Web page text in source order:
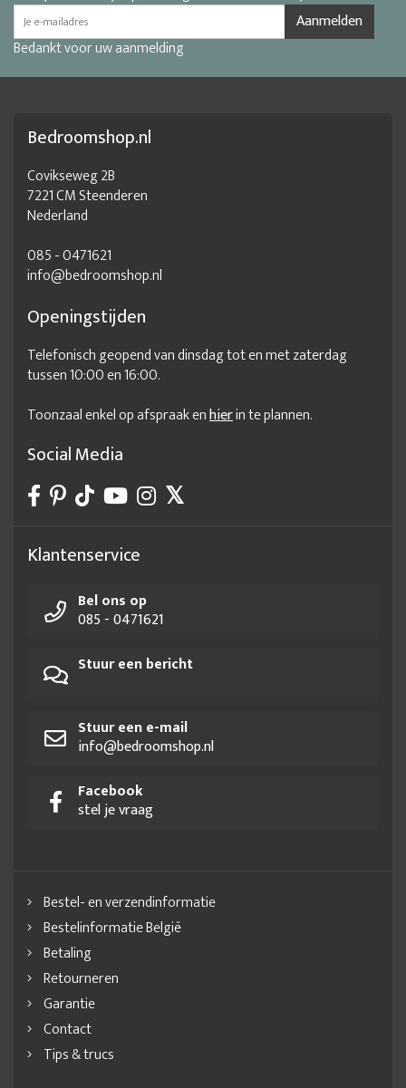
Aanmelden
Bedankt voor uw aanmelding
Bedroomshop.nl
Covikseweg 2B
7221 CM Steenderen
Nederland
085 - 0471621
info@bedroomshop.nl
Openingstijden
Telefonisch geopend van dinsdag tot en met zaterdag
tussen 10:00 en 16:00.
Toonzaal enkel op afspraak enhierin te plannen.
Social Media
Klantenservice
Bel ons op
085 - 0471621
Stuur een bericht
Stuur een e-mail
info@bedroomshop.nl
Facebook
stel je vraag
Bestel- en verzendinformatie
Bestelinformatie België
Betaling
Retourneren
Garantie
Contact
Tips & trucs